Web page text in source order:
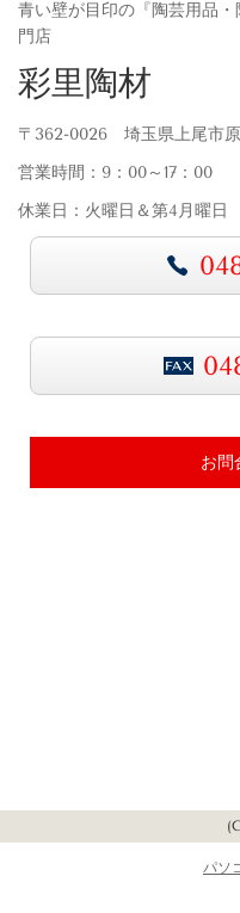
青い壁が目印の『陶芸用品
門店
彩里陶材
〒362-0026 埼玉県上尾市原
営業時間：9：00～17：00
休業日：火曜日＆第4月曜日
お問
パソ